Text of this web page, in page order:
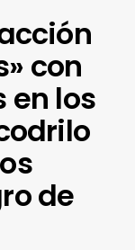
con
en los
de